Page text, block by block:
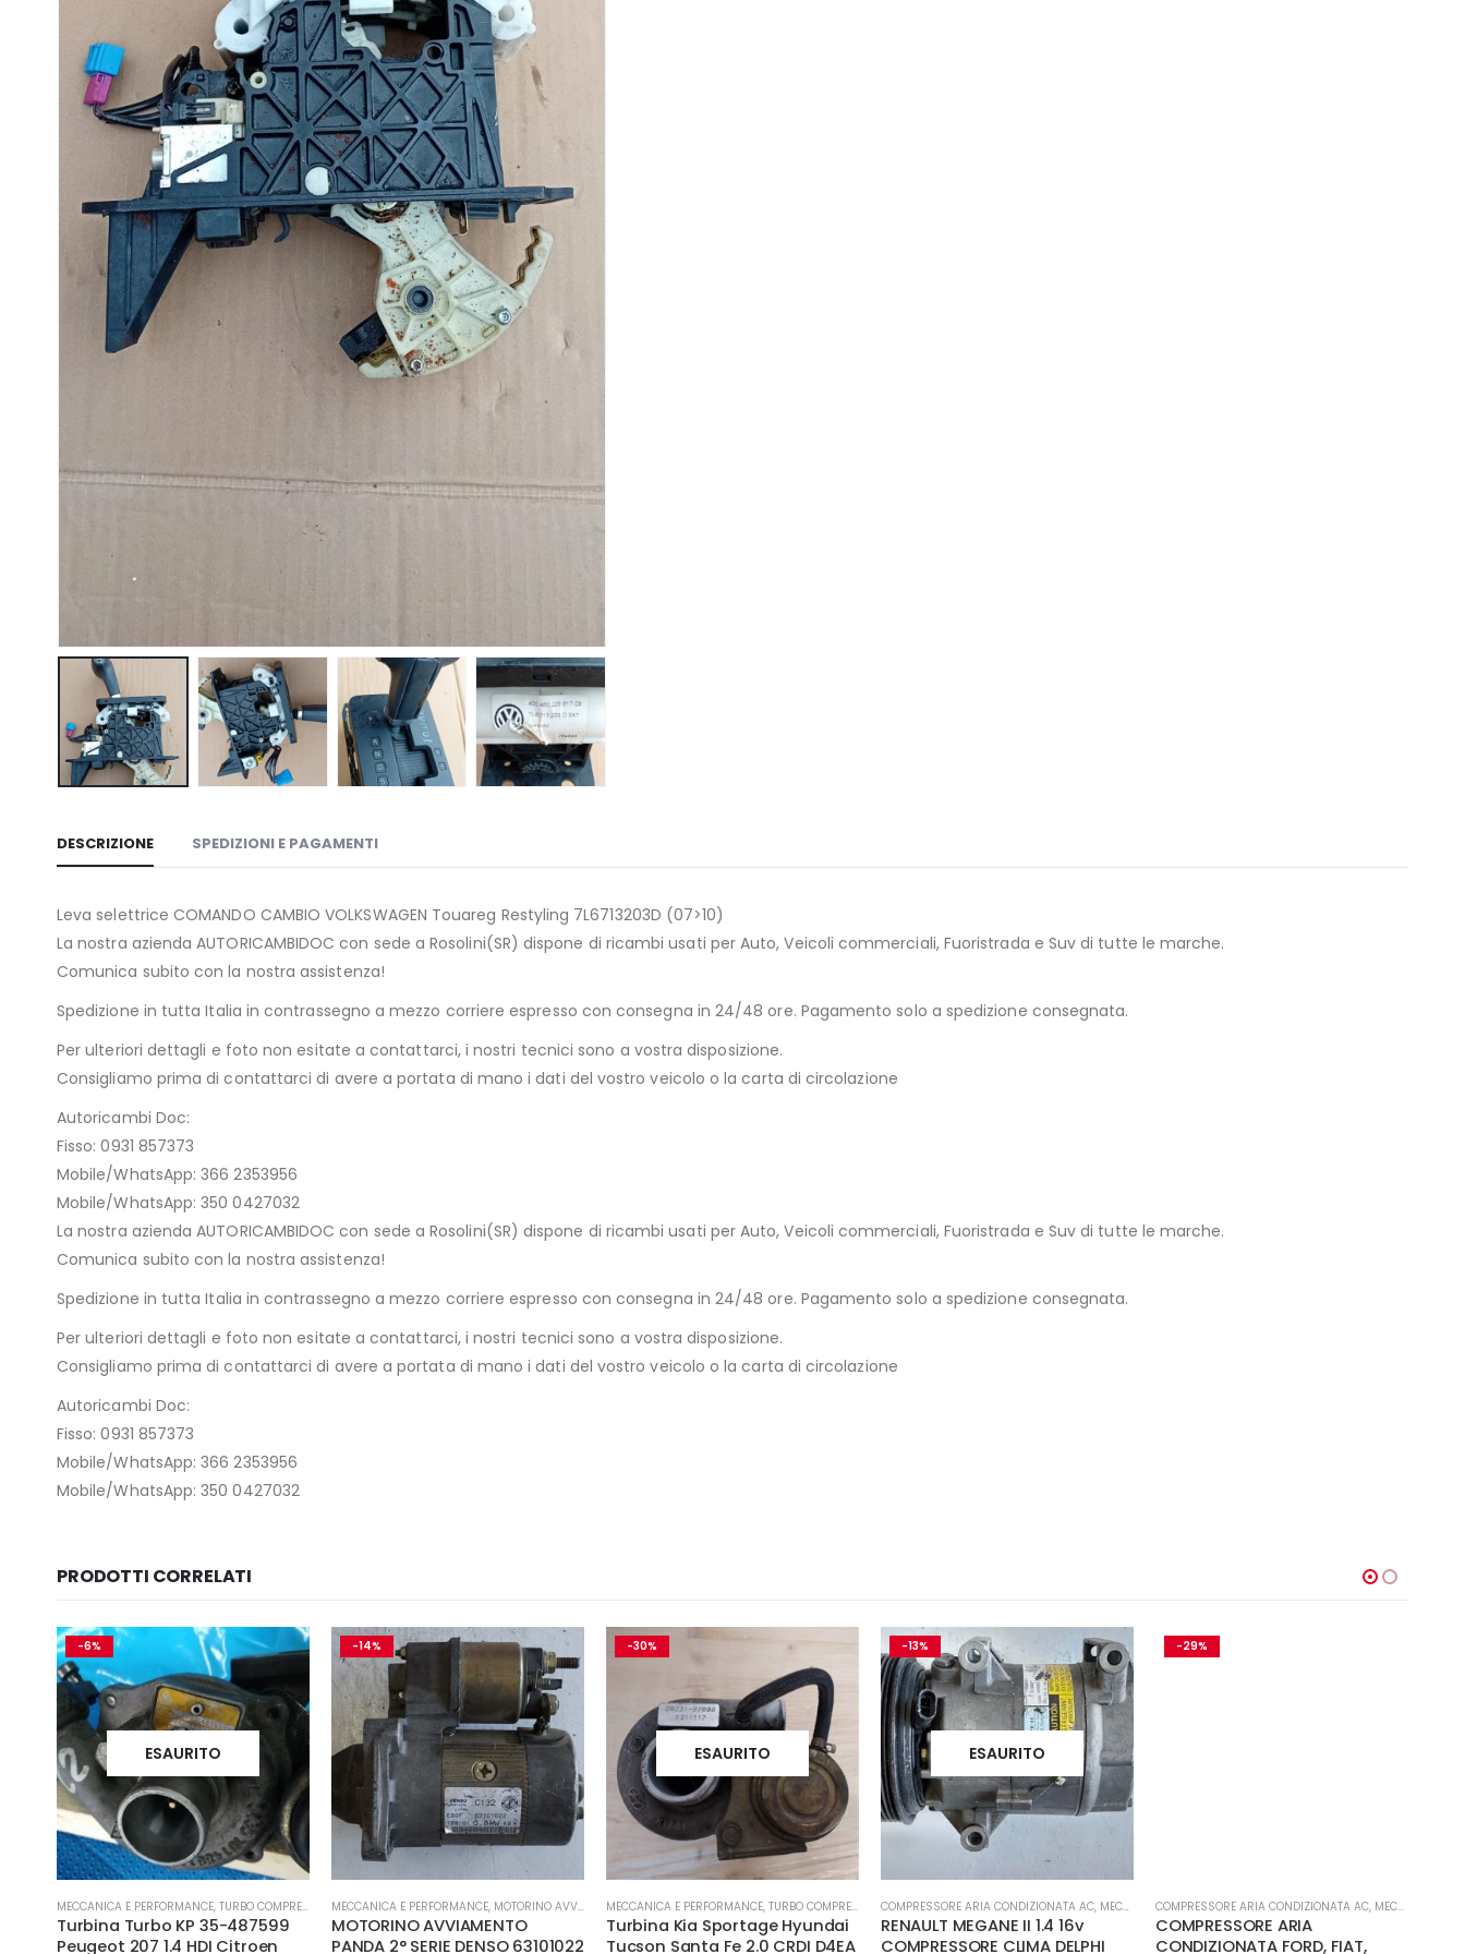
DESCRIZIONE SPEDIZIONI E PAGAMENTI
Leva selettrice COMANDO CAMBIO VOLKSWAGEN Touareg Restyling 7L6713203D (07>10)
La nostra azienda AUTORICAMBIDOC con sede a Rosolini(SR) dispone di ricambi usati per Auto, Veicoli commerciali, Fuoristrada e Suv di tutte le marche.
Comunica subito con la nostra assistenza!
Spedizione in tutta Italia in contrassegno a mezzo corriere espresso con consegna in 24/48 ore. Pagamento solo a spedizione consegnata.
Per ulteriori dettagli e foto non esitate a contattarci, i nostri tecnici sono a vostra disposizione.
Consigliamo prima di contattarci di avere a portata di mano i dati del vostro veicolo o la carta di circolazione
Autoricambi Doc:
Fisso: 0931 857373
Mobile/WhatsApp: 366 2353956
Mobile/WhatsApp: 350 0427032
La nostra azienda AUTORICAMBIDOC con sede a Rosolini(SR) dispone di ricambi usati per Auto, Veicoli commerciali, Fuoristrada e Suv di tutte le marche.
Comunica subito con la nostra assistenza!
Spedizione in tutta Italia in contrassegno a mezzo corriere espresso con consegna in 24/48 ore. Pagamento solo a spedizione consegnata.
Per ulteriori dettagli e foto non esitate a contattarci, i nostri tecnici sono a vostra disposizione.
Consigliamo prima di contattarci di avere a portata di mano i dati del vostro veicolo o la carta di circolazione
Autoricambi Doc:
Fisso: 0931 857373
Mobile/WhatsApp: 366 2353956
Mobile/WhatsApp: 350 0427032
PRODOTTI CORRELATI
-6%
ESAURITO
MECCANICA E PERFORMANCE, TURBO COMPRESSORE- TURBINA
Turbina Turbo KP 35-487599
Peugeot 207 1.4 HDI Citroen
-14%
MECCANICA E PERFORMANCE, MOTORINO AVVIAMENTO
MOTORINO AVVIAMENTO
PANDA 2° SERIE DENSO 63101022
-30%
ESAURITO
MECCANICA E PERFORMANCE, TURBO COMPRESSORE- TURBINA
Turbina Kia Sportage Hyundai
Tucson Santa Fe 2.0 CRDI D4EA
-13%
ESAURITO
COMPRESSORE ARIA CONDIZIONATA AC, MECCANICA E PERFORMANCE
RENAULT MEGANE II 1.4 16v
COMPRESSORE CLIMA DELPHI
-29%
COMPRESSORE ARIA CONDIZIONATA AC, MECCANICA E PERFORMANCE
COMPRESSORE ARIA
CONDIZIONATA FORD, FIAT,